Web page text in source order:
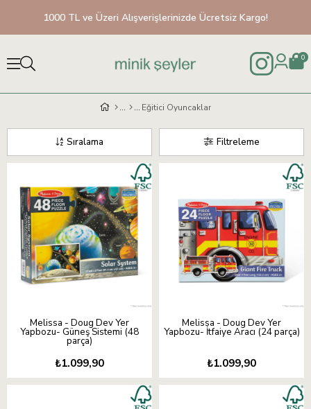
1000 TL ve Üzeri Alışverişlerinizde Ücretsiz Kargo!
0
Eğitici Oyuncaklar
Filtreleme
Sıralama
Melissa - Doug Dev Yer
Yapbozu- Güneş Sistemi (48
parça)
₺1.099,90
Melissa - Doug Dev Yer
Yapbozu- İtfaiye Aracı (24 parça)
₺1.099,90